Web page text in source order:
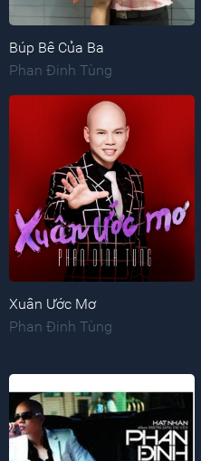
Búp Bê Của Ba
Phan Đinh Tùng
Xuân Ước Mơ
Phan Đinh Tùng